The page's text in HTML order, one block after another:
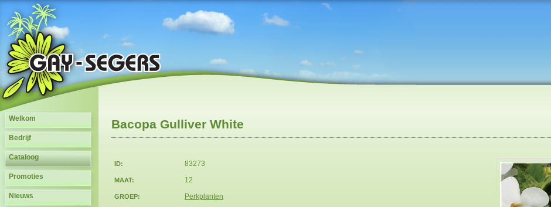
Bacopa Gulliver White
ID: 83273
MAAT: 12
GROEP: Perkplanten
Welkom
Bedrijf
Cataloog
Promoties
Nieuws